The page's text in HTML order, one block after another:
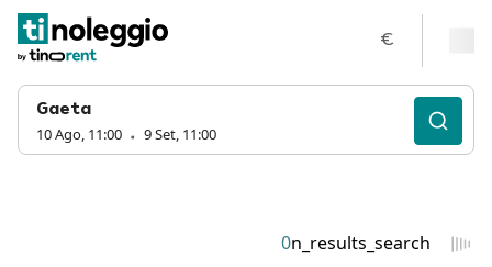
€
Gaeta
10 Ago, 11:00 9 Set, 11:00
0n_results_search